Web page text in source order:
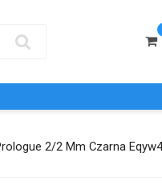
2/2 Mm Czarna